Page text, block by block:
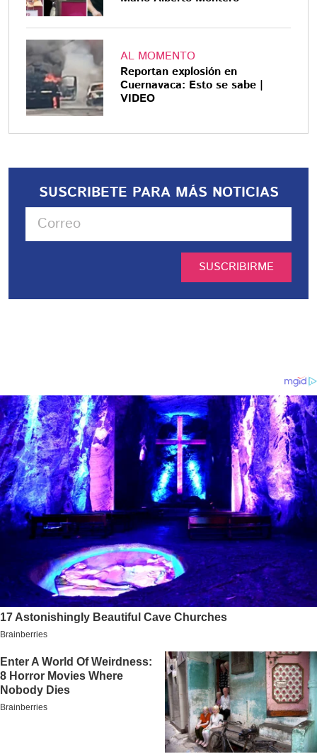
AL MOMENTO
Reportan explosión en
Cuernavaca: Esto se sabe |
VIDEO
SUSCRIBETE PARA MÁS NOTICIAS
SUSCRIBIRME